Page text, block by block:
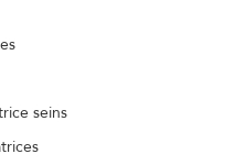
seins